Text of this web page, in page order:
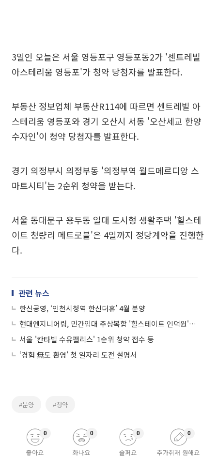
3일인 오늘은 서울 영등포구 영등포동2가 '센트레빌
아스테리움 영등포'가 청약 당첨자를 발표한다.
부동산 정보업체 부동산R114에 따르면 센트레빌 아
스테리움 영등포와 경기 오산시 서동 '오산세교 한양
수자인'이 청약 당첨자를 발표한다.
경기 의정부시 의정부동 '의정부역 월드메르디앙 스
마트시티'는 2순위 청약을 받는다.
서울 동대문구 용두동 일대 도시형 생활주택 '힐스테
이트 청량리 메트로블'은 4일까지 정당계약을 진행한
다.
관련 뉴스
한신공영, ‘인천시청역 한신더휴’ 4월 분양
현대엔지니어링, 민간임대 주상복합 '힐스테이트 인덕원' 3월 분양
서울 '칸타빌 수유팰리스' 1순위 청약 접수 등
‘경험 無도 환영’ 첫 일자리 도전 설명서
#분양 #청약
좋아요
0
화나요
0
슬퍼요
0
추가취재 원해요
0